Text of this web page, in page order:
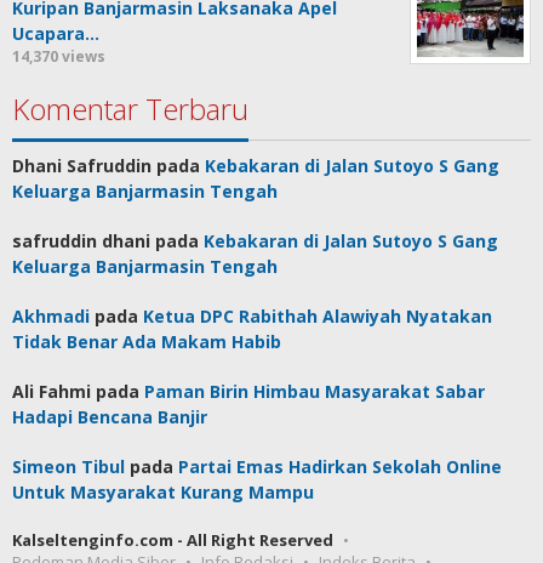
Kuripan Banjarmasin Laksanaka Apel
Ucapara…
14,370 views
Komentar Terbaru
Dhani Safruddin pada Kebakaran di Jalan Sutoyo S Gang
Keluarga Banjarmasin Tengah
safruddin dhani pada Kebakaran di Jalan Sutoyo S Gang
Keluarga Banjarmasin Tengah
Akhmadi pada Ketua DPC Rabithah Alawiyah Nyatakan
Tidak Benar Ada Makam Habib
Ali Fahmi pada Paman Birin Himbau Masyarakat Sabar
Hadapi Bencana Banjir
Simeon Tibul pada Partai Emas Hadirkan Sekolah Online
Untuk Masyarakat Kurang Mampu
Kalseltenginfo.com - All Right Reserved